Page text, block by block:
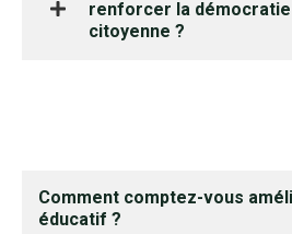
renforcer la
citoyenne ?
Comment comptez-vous
éducatif ?